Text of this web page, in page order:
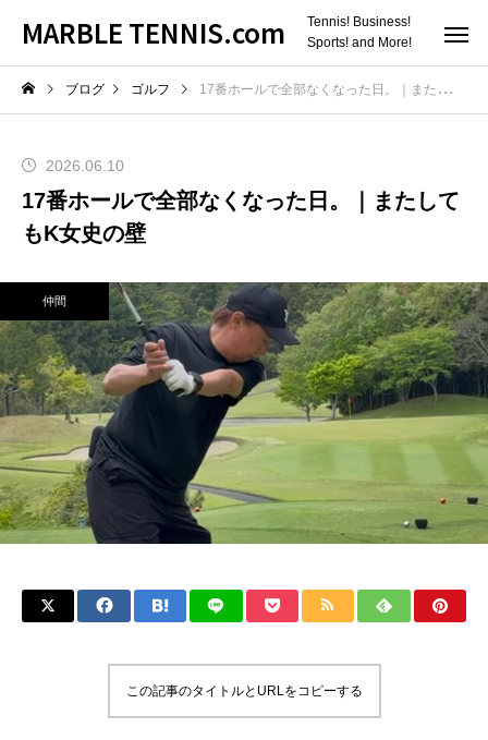
MARBLE TENNIS.com
Tennis! Business!
Sports! and More!
ブログ ゴルフ 17番ホールで全部なくなった日。｜またしてもK女史の壁
2026.06.10
17番ホールで全部なくなった日。｜またして
もK女史の壁
仲間
この記事のタイトルとURLをコピーする